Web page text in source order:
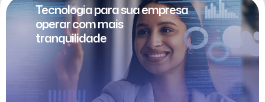
Tecnologia para sua empresa
operar com mais
tranquilidade